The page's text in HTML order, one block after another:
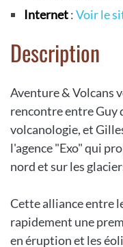
Internet:Voir le
Description
Aventure & Volcans
rencontre entre Guy
volcanologie, et
l'agence "Exo" qui
nord et sur les
Cette alliance entre
rapidement une
en éruption et les